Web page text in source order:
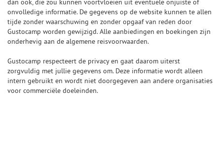
dan ook, die zou kunnen voortvloeien uit eventuele onjuiste of
onvolledige informatie. De gegevens op de website kunnen te allen
tijde zonder waarschuwing en zonder opgaaf van reden door
Gustocamp worden gewijzigd. Alle aanbiedingen en boekingen zijn
onderhevig aan de algemene reisvoorwaarden.
Gustocamp respecteert de privacy en gaat daarom uiterst
zorgvuldig met jullie gegevens om. Deze informatie wordt alleen
intern gebruikt en wordt niet doorgegeven aan andere organisaties
voor commerciële doeleinden.